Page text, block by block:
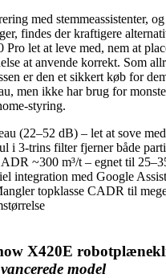
med stemmeassistenter,
findes der kraftigere
let at leve med, nem at
at anvende korrekt. Som
er den et sikkert køb for
men ikke har brug for
styring.
(22–52 dB) – let at sove
i 3-trins filter fjerner både
~300 m³/t – egnet til
integration med Google
topklasse CADR til
X420E
model